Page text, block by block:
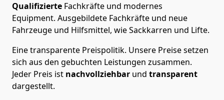
Qualifizierte Fachkräfte und modernes
Equipment. Ausgebildete Fachkräfte und neue
Fahrzeuge und Hilfsmittel, wie Sackkarren und Lifte.
Eine transparente Preispolitik. Unsere Preise setzen
sich aus den gebuchten Leistungen zusammen.
Jeder Preis ist nachvollziehbar und transparent
dargestellt.